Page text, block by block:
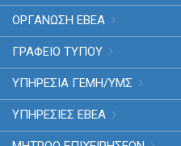
ΟΡΓΑΝΩΣΗ ΕΒΕΑ
ΓΡΑΦΕΙΟ ΤΥΠΟΥ
ΥΠΗΡΕΣΊΑ ΓΕΜΗ/ΥΜΣ
ΥΠΗΡΕΣΙΕΣ ΕΒΕΑ